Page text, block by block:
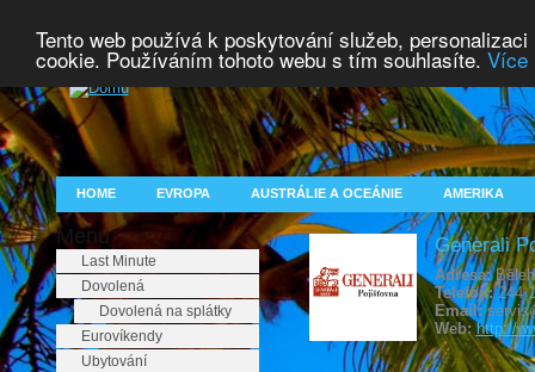
Tento web používá k poskytování služeb,
cookie. Používáním tohoto webu s tím souhlasíte. Více
HOME EVROPA AUSTRÁLIE A OCEÁNIE AMERIKA
Menu
Last Minute
Dovolená
Dovolená na splátky
Eurovíkendy
Ubytování
Generali
Adresa:
Telefon:244
Email:
Web: http://